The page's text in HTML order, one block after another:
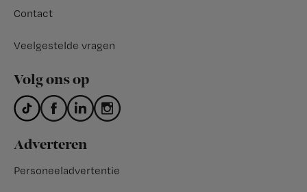
Contact
Veelgestelde vragen
Volg ons op
Adverteren
Personeeladvertentie